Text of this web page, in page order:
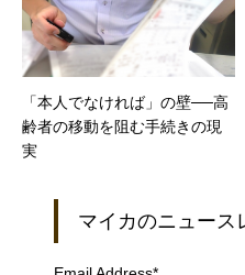
「本人でなければ」の壁──高
齢者の移動を阻む手続きの現
実
マイカのニュース